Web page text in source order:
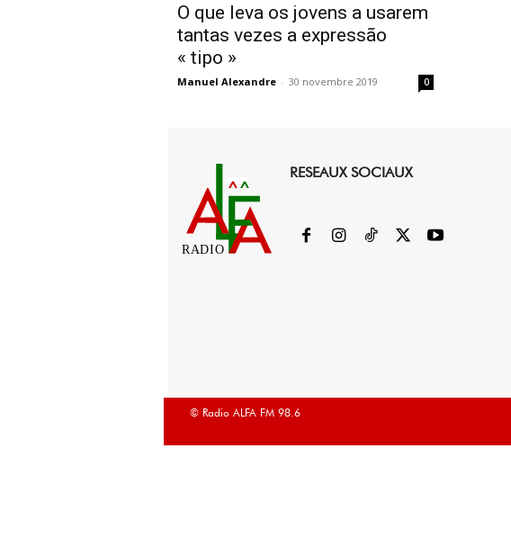
O que leva os jovens a usarem
tantas vezes a expressão
« tipo »
Manuel Alexandre - 30 novembre 2019 0
RADIO
RESEAUX SOCIAUX
© Radio ALFA FM 98.6